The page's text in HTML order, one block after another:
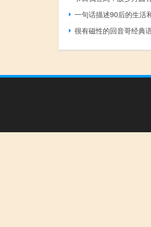
很有磁性的回音哥经典